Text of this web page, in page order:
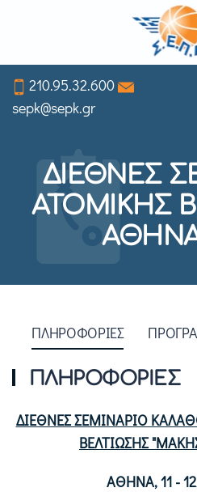
to
main
content
210.95.32.600
sepk@sepk.gr
ΔΙΕΘΝΕΣ
ΑΤΟΜΙΚΗΣ
ΑΘΗΝΑ
ΠΛΗΡΟΦΟΡΙΕΣ
ΠΛΗΡΟΦΟΡΙΕΣ
ΔΙΕΘΝΕΣ ΣΕΜΙΝΑΡΙΟ
ΒΕΛΤΙΩΣΗΣ
ΑΘΗΝΑ, 11 -